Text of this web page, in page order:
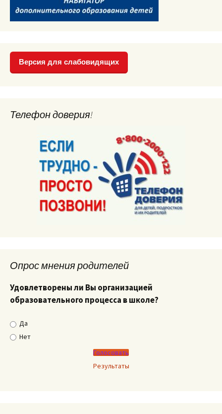
Версия для слабовидящих
Телефон доверия!
Опрос мнения родителей
Удовлетворены ли Вы организацией
образовательного процесса в школе?
Да
Нет
Результаты